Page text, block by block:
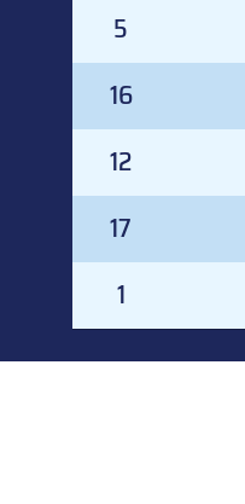
5
16
12
17
1